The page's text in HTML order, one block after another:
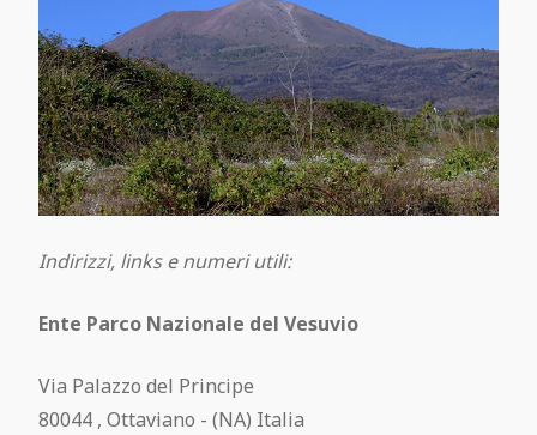
Indirizzi, links e numeri utili:
Ente Parco Nazionale del Vesuvio
Via Palazzo del Principe
80044 , Ottaviano - (NA) Italia